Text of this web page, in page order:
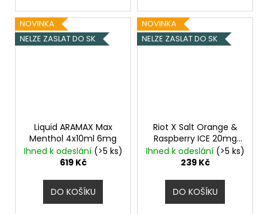
NOVINKA
NELZE ZASLAT DO SK
Liquid ARAMAX Max
Menthol 4x10ml 6mg
Ihned k odeslání (>5 ks)
619 Kč
DO KOŠÍKU
NOVINKA
NELZE ZASLAT DO SK
Riot X Salt Orange &
Raspberry ICE 20mg
Ledový pomeranč a
malina
Ihned k odeslání (>5 ks)
239 Kč
DO KOŠÍKU